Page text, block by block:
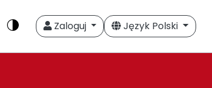
Zaloguj Język Polski